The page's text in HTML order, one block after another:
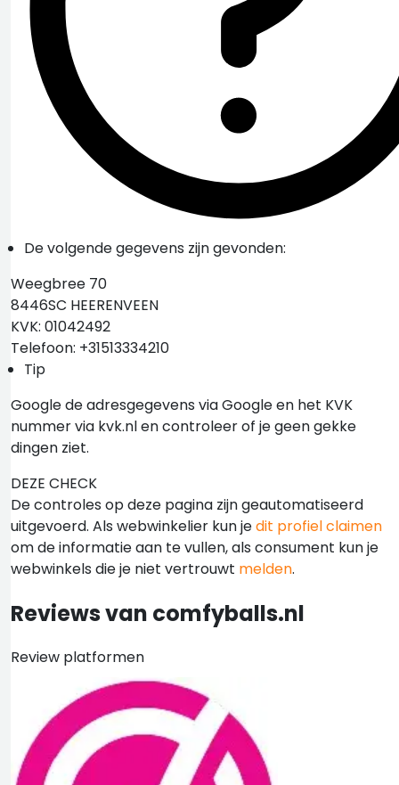
De volgende gegevens zijn gevonden:
Weegbree 70
8446SC HEERENVEEN
KVK: 01042492
Telefoon: +31513334210
Tip
Google de adresgegevens via Google en het KVK
nummer via kvk.nl en controleer of je geen gekke
dingen ziet.
DEZE CHECK
De controles op deze pagina zijn geautomatiseerd
uitgevoerd. Als webwinkelier kun jedit profiel claimen
om de informatie aan te vullen, als consument kun je
webwinkels die je niet vertrouwt melden.
Reviews van comfyballs.nl
Review platformen